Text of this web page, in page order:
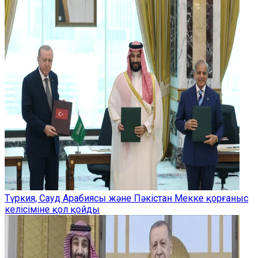
Түркия, Сауд Арабиясы және Пәкістан Мекке қорғаныс
келісіміне қол қойды